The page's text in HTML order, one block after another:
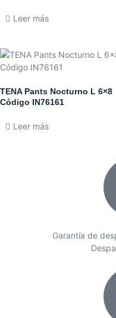
Leer más
TENA Pants Nocturno L 6×8
Código IN76161
Leer más
Garantía de